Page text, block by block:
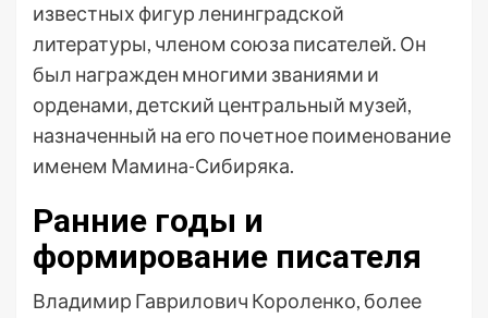
известных фигур ленинградской
литературы, членом союза писателей. Он
был награжден многими званиями и
орденами, детский центральный музей,
назначенный на его почетное поименование
именем Мамина-Сибиряка.
Ранние годы и
формирование писателя
Владимир Гаврилович Короленко, более